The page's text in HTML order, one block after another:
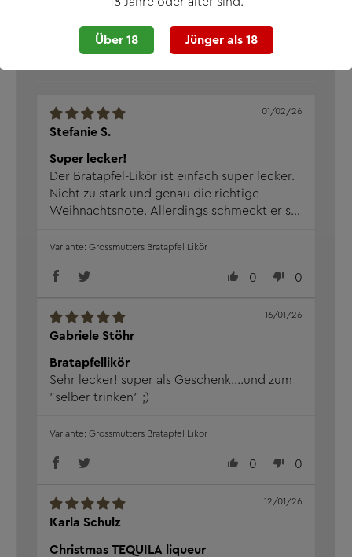
Über 18 Jünger als 18
Stefanie S.
01/02/26
Super lecker!
Der Bratapfel-Likör ist einfach super lecker.
Nicht zu stark und genau die richtige
Weihnachtsnote. Allerdings schmeckt er so
Weihnachtszeit genießen möchte. Hat im
gefunden, dass ich schnell nachbestellen
0 0
Grossmutters Bratapfel Likör
Gabriele Stöhr
16/01/26
Bratapfellikör
Sehr lecker! super als Geschenk....und zum
"selber trinken" ;)
0 0
Grossmutters Bratapfel Likör
Karla Schulz
12/01/26
Christmas TEQUILA liqueur